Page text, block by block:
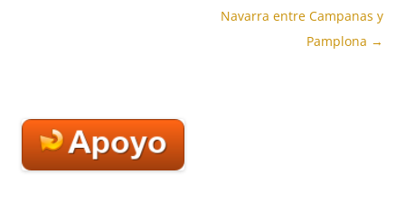
Navarra entre Campanas y
Pamplona →